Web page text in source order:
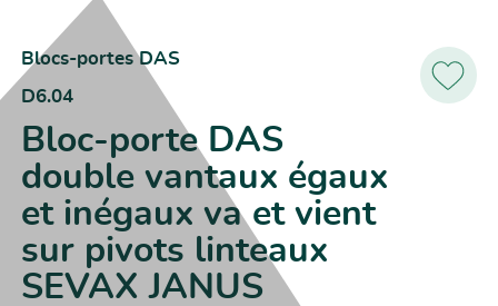
vient sur pivots linteaux SEVAX JANUS
Ajoutez
Blocs-portes DAS
D6.04
Bloc-porte DAS
double vantaux égaux
et inégaux va et vient
sur pivots linteaux
SEVAX JANUS